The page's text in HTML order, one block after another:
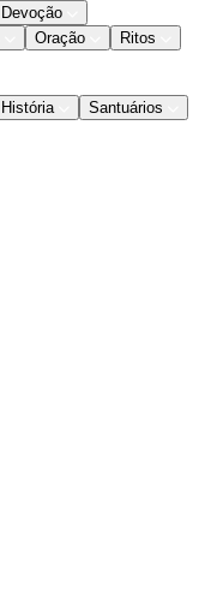
Devoção
Oração
Ritos
História
Santuários